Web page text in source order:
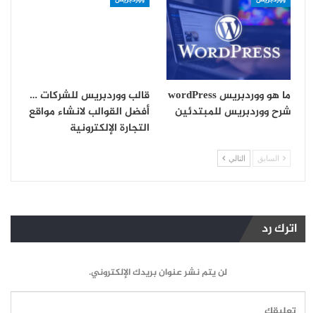
ما هو ووردبريس wordPress
شرح ووردبريس للمبتدئين
قالب ووردبريس للشركات …
أفضل القوالب لانشاء مواقع
التجارة الإلكترونية
السابق التالي
اترك رد
لن يتم نشر عنوان بريدك الإلكتروني.